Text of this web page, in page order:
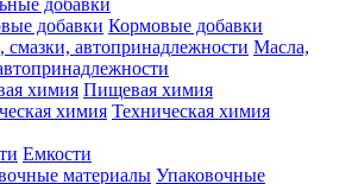
добавки
Кормовые добавки
Масла,
Пищевая химия
Техническая химия
Емкости
Упаковочные